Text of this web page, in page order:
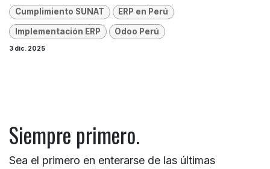
Cumplimiento SUNAT
ERP en Perú
Implementación ERP Odoo Perú
3 dic. 2025
Siempre primero.
Sea el primero en enterarse de las últimas